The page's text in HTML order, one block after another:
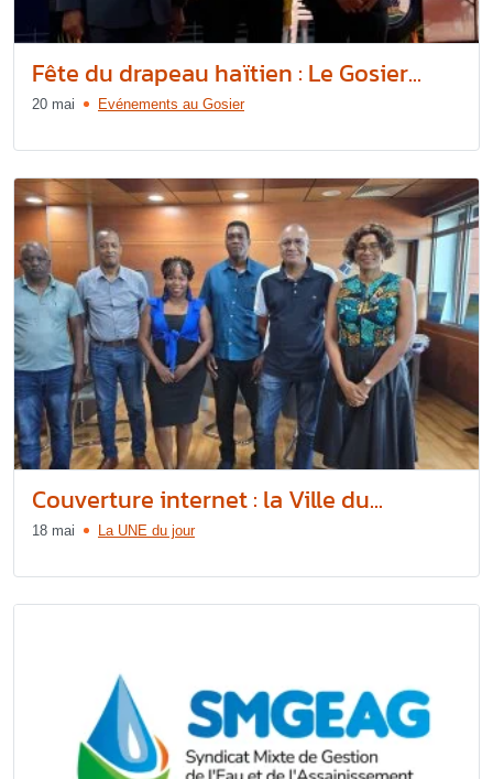
Fête du drapeau haïtien : Le Gosier...
20 mai Evénements au Gosier
Couverture internet : la Ville du...
18 mai La UNE du jour